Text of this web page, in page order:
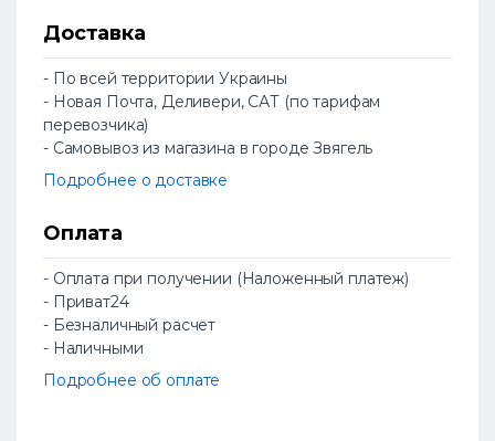
Доставка
- По всей территории Украины
- Новая Почта, Деливери, САТ (по тарифам
перевозчика)
- Самовывоз из магазина в городе Звягель
Подробнее о доставке
Оплата
- Оплата при получении (Наложенный платеж)
- Приват24
- Безналичный расчет
- Наличными
Подробнее об оплате